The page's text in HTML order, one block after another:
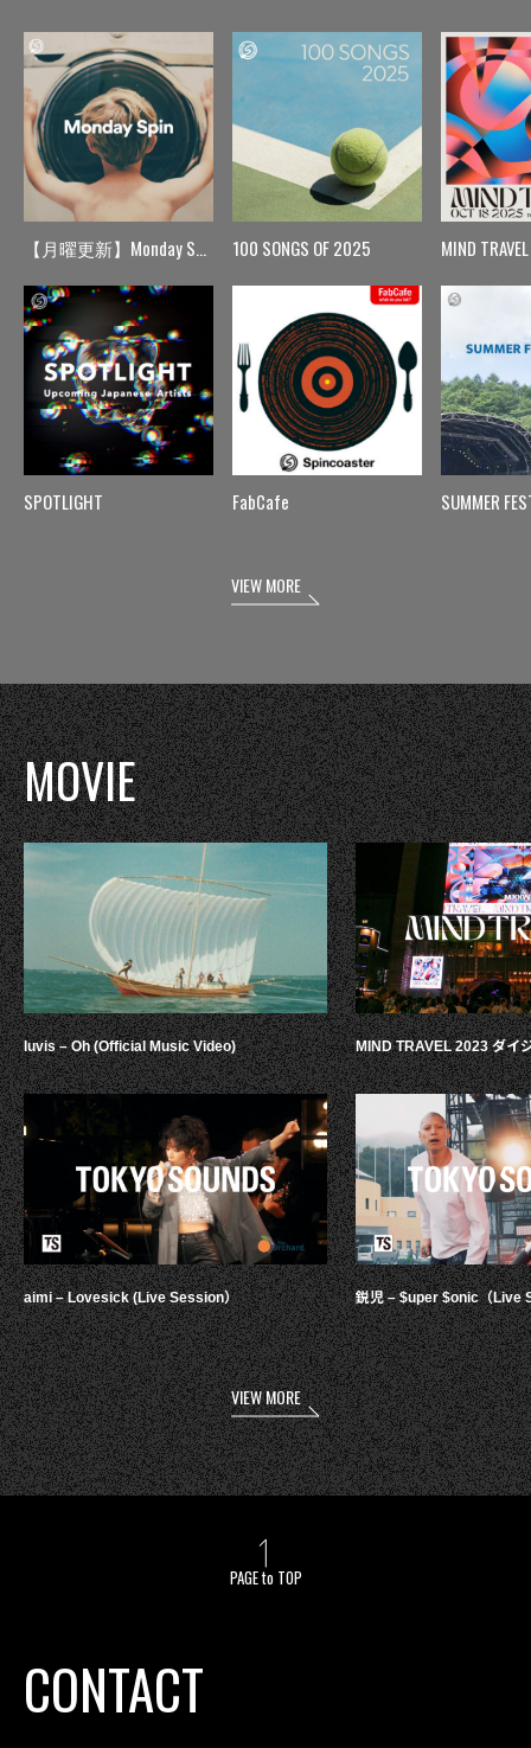
【月曜更新】Monday Spin
SPOTLIGHT
100 SONGS OF 2025
FabCafe
MIND TRAVEL
SUMMER
VIEW MORE
MOVIE
luvis – Oh (Official Music Video)
aimi – Lovesick (Live Session）
MIND TRAVEL 2023 ダイ
鋭児 – $uper $onic（Live
VIEW MORE
PAGE to TOP
CONTACT